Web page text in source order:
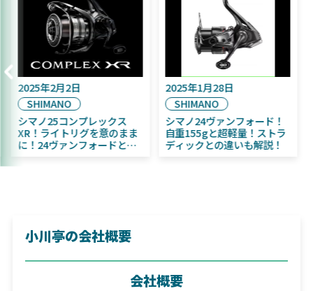
2025年9月16日
DAIWA
2025年11月発売予定！
DAIWA ふく魚／ちびふく魚
はビッグベイト初心者にお
2025年2月2日
SHIMANO
シマノ25コンプレックス
XR！ライトリグを意のまま
に！24ヴァンフォードとの
小川亭の会社概要
会社概要